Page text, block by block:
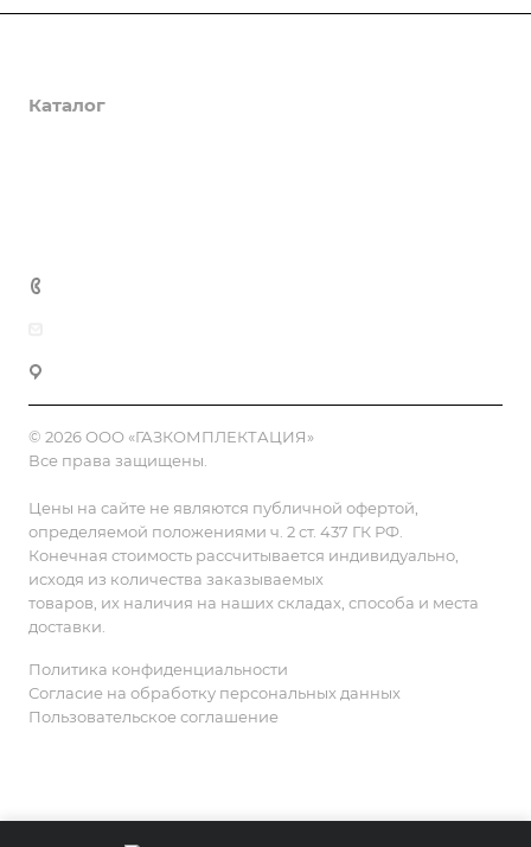
Каталог
© 2026 ООО «ГАЗКОМПЛЕКТАЦИЯ»
Все права защищены.
Цены на сайте не являются публичной офертой,
определяемой положениями ч. 2 ст. 437 ГК РФ.
Конечная стоимость рассчитывается индивидуально,
исходя из количества заказываемых
товаров, их наличия на наших складах, способа и места
доставки.
Политика конфиденциальности
Согласие на обработку персональных данных
Пользовательское соглашение